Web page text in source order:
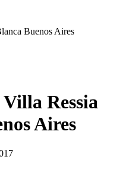
Buenos Aires
Ressia
Aires